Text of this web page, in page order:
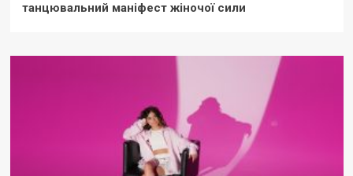
танцювальний маніфест жіночої сили